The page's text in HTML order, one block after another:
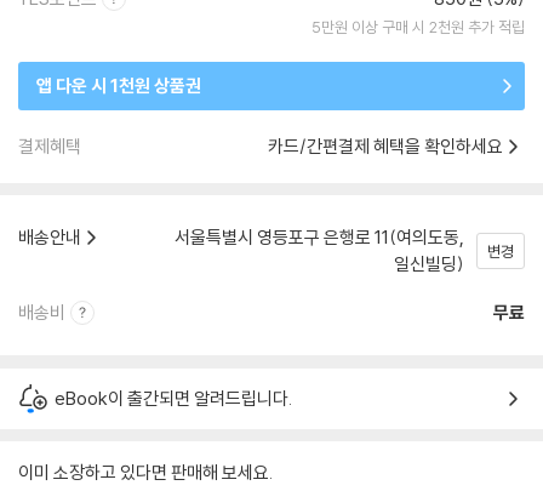
5만원 이상 구매 시 2천원 추가 적립
앱 다운 시 1천원 상품권
결제혜택 카드/간편결제 혜택을 확인하세요
배송안내
서울특별시 영등포구 은행로 11(여의도동,
일신빌딩)
변경
배송비 무료
eBook이 출간되면 알려드립니다.
이미 소장하고 있다면 판매해 보세요.